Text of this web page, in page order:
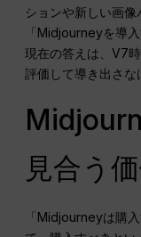
ションや新しい画像
「Midjourneyを導
現在の答えは、V7
評価して導き出さな
見合う
「Midjourneyは購